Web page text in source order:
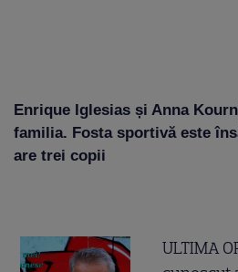
Enrique Iglesias și Anna
familia. Fosta sportivă este
are trei copii
ULTIMA